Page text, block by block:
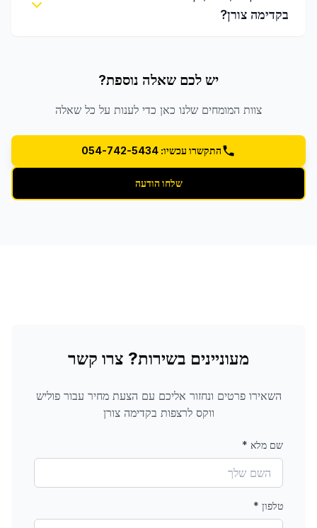
בקדימה צורן?
יש לכם שאלה נוספת?
צוות המומחים שלנו כאן כדי לענות על כל שאלה
התקשרו עכשיו: 054-742-5434
שלחו הודעה
מעוניינים בשירות? צרו קשר
השאירו פרטים ונחזור אליכם עם הצעת מחיר עבורפוליש
ווקס לרצפות בקדימה צורן
שם מלא *
טלפון *